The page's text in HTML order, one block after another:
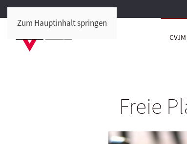
Zum Hauptinhalt springen
Freie